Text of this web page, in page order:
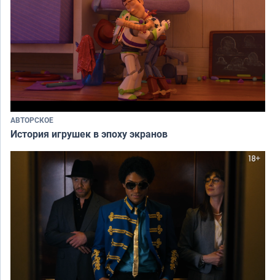
АВТОРСКОЕ
История игрушек в эпоху экранов